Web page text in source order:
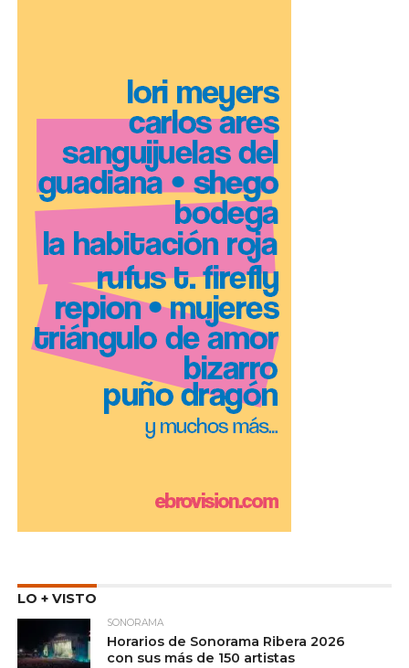
LO + VISTO
SONORAMA
Horarios de Sonorama Ribera 2026
con sus más de 150 artistas